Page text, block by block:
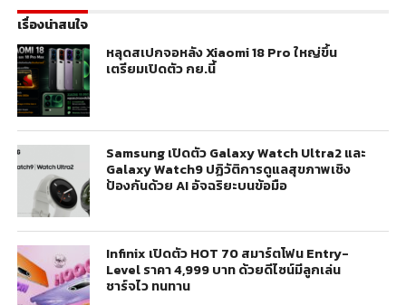
เรื่องน่าสนใจ
หลุดสเปกจอหลัง Xiaomi 18 Pro ใหญ่ขึ้น
เตรียมเปิดตัว กย.นี้
Samsung เปิดตัว Galaxy Watch Ultra2 และ
Galaxy Watch9 ปฏิวัติการดูแลสุขภาพเชิง
ป้องกันด้วย AI อัจฉริยะบนข้อมือ
Infinix เปิดตัว HOT 70 สมาร์ตโฟน Entry-
Level ราคา 4,999 บาท ด้วยดีไซน์มีลูกเล่น
ชาร์จไว ทนทาน